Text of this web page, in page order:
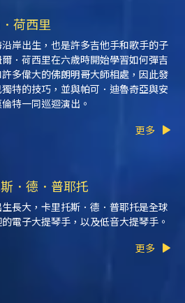
荷西里
岸出生，也是許多吉他手和歌手的子
．荷西里在六歲時開始學習如何彈吉
多偉大的佛朗明哥大師相處，因此發
特的技巧，並與帕可．迪魯奇亞與安
特一同巡迴演出。
更多
．德．普耶托
長大，卡里托斯．德．普耶托是全球
電子大提琴手，以及低音大提琴手。
更多